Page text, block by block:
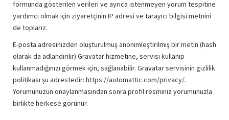
formunda gösterilen verileri ve ayrıca istenmeyen yorum tespitine
yardımcı olmak için ziyaretçinin IP adresi ve tarayıcı bilgisi metnini
de toplarız.
E-posta adresinizden oluşturulmuş anonimleştirilmiş bir metin (hash
olarak da adlandırılır) Gravatar hizmetine, servisi kullanıp
kullanmadığınızı görmek için, sağlanabilir. Gravatar servisinin gizlilik
politikası şu adrestedir: https://automattic.com/privacy/.
Yorumunuzun onaylanmasından sonra profil resminiz yorumunuzla
birlikte herkese görünür.